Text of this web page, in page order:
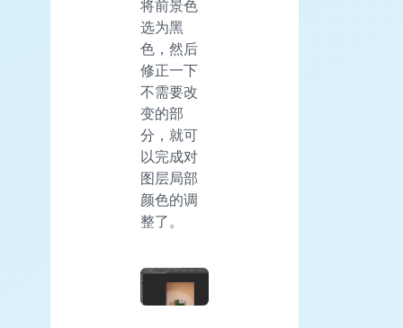
将前景色
选为黑
色，然后
修正一下
不需要改
变的部
分，就可
以完成对
图层局部
颜色的调
整了。